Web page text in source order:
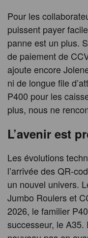
Pour les
puissent payer
panne est un plus.
de paiement de
ajoute encore
ni de longue file
P400 pour les
plus, nous ne
L’avenir est
Les évolutions
l’arrivée des QR-
un nouvel univers.
Jumbo Roulers et
2026, le familier
successeur, le